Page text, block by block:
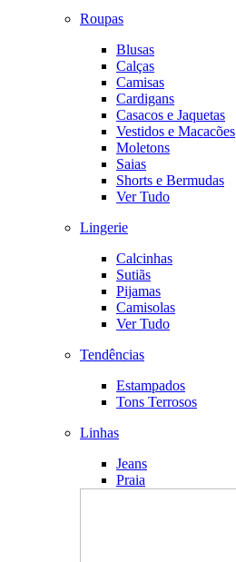
Roupas
Blusas
Calças
Camisas
Cardigans
Casacos e Jaquetas
Vestidos e Macacões
Moletons
Saias
Shorts e Bermudas
Ver Tudo
Lingerie
Calcinhas
Sutiãs
Pijamas
Camisolas
Ver Tudo
Tendências
Estampados
Tons Terrosos
Linhas
Jeans
Praia